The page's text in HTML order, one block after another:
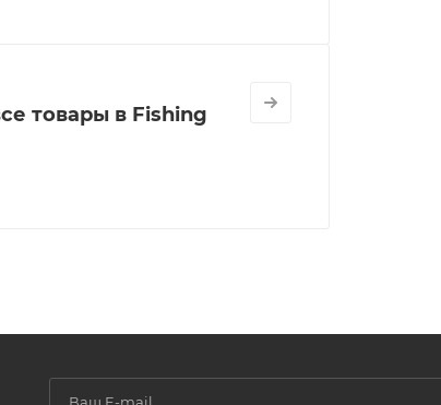
товары в Fishing